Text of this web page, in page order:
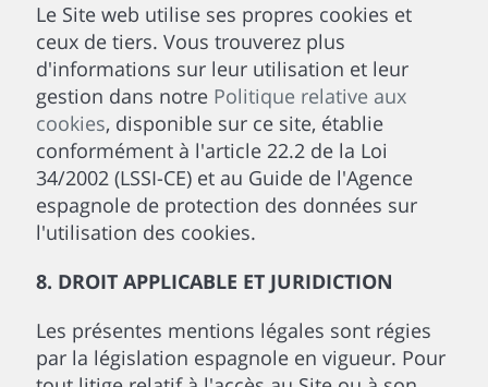
Le Site web utilise ses propres cookies et
ceux de tiers. Vous trouverez plus
d'informations sur leur utilisation et leur
gestion dans notre Politique relative aux
cookies, disponible sur ce site, établie
conformément à l'article 22.2 de la Loi
34/2002 (LSSI-CE) et au Guide de l'Agence
espagnole de protection des données sur
l'utilisation des cookies.
8. DROIT APPLICABLE ET JURIDICTION
Les présentes mentions légales sont régies
par la législation espagnole en vigueur. Pour